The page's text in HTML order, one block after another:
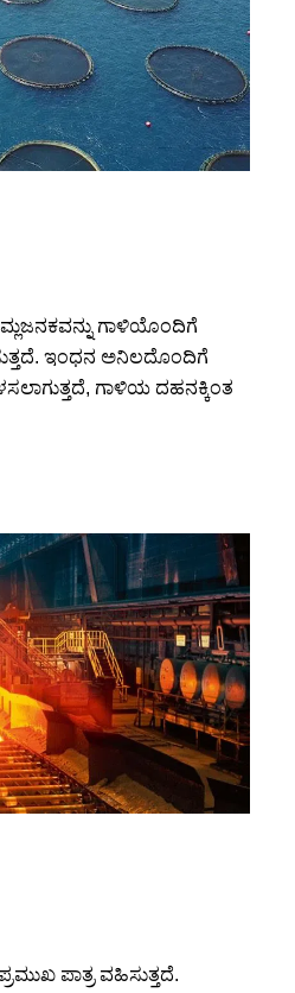
ಗಾಳಿಯೊಂದಿಗೆ
ಇಂಧನ ಅನಿಲದೊಂದಿಗೆ
ಗಾಳಿಯ ದಹನಕ್ಕಿಂತ
ಪಾತ್ರ ವಹಿಸುತ್ತದೆ.